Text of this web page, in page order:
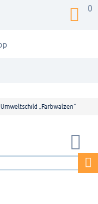
0
Umweltschild „Farbwalzen“